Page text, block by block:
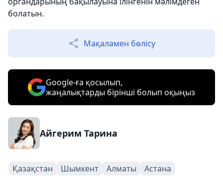
болатын.
Мақаламен бөлісу
Google-ға қосылып,
жаңалықтарды бірінші болып оқыңыз
Айгерим Тарина
Қазақстан Шымкент Алматы Астана